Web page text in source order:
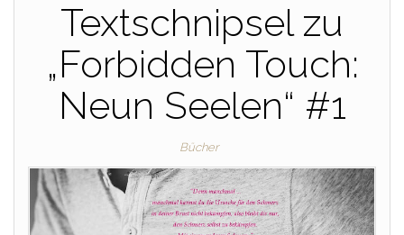
Textschnipsel zu
„Forbidden Touch:
Neun Seelen“ #1
Bücher